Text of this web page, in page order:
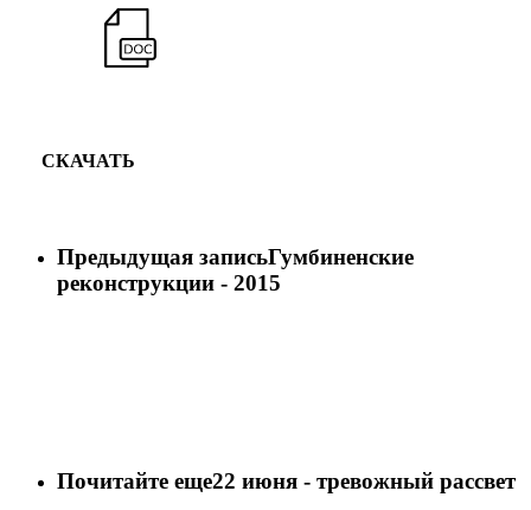
СКАЧАТЬ
Предыдущая записьГумбиненские
реконструкции - 2015
Почитайте еще22 июня - тревожный рассвет